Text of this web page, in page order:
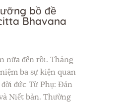
bồ đề
Bhavana
nữa đến rồi. Tháng
ba sự kiện quan
đức Từ Phụ: Đản
Niết bàn. Thường